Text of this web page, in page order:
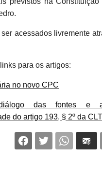
fonte
acessados livremente
para os artigos:
no novo CPC
das fontes e a
do artigo 193, § 2º da CLT